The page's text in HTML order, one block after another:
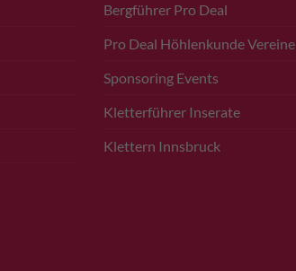
Bergführer Pro Deal
Pro Deal Höhlenkunde Vereine
Sponsoring Events
Kletterführer Inserate
Klettern Innsbruck